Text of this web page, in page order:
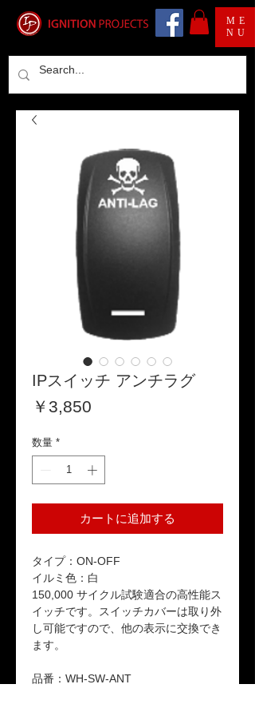
ME
NU
IPスイッチ アンチラグ
￥3,850
数量 *
カートに追加する
タイプ：ON-OFF
イルミ色：白
150,000 サイクル試験適合の高性能ス
イッチです。スイッチカバーは取り外
し可能ですので、他の表示に交換でき
ます。
品番：WH-SW-ANT